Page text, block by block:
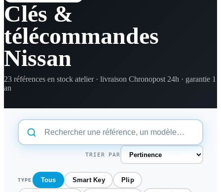
Clés &
télécommandes
Nissan
23 références en stock atelier · livraison Chronopost 24h · garantie 1
an
TRIER PAR
TYPE Tous Smart Key Plip